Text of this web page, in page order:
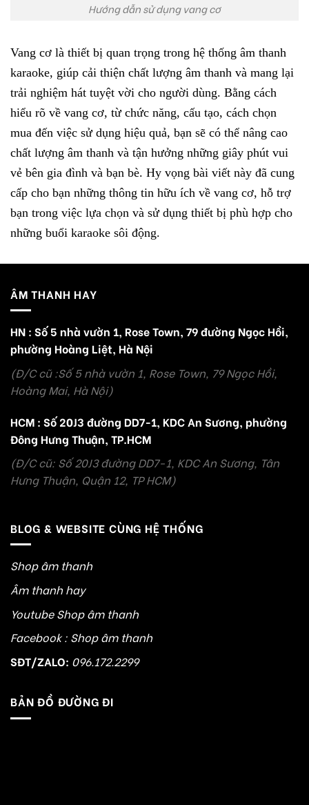
Hướng dẫn sử dụng vang cơ
Vang cơ là thiết bị quan trọng trong hệ thống âm thanh
karaoke, giúp cải thiện chất lượng âm thanh và mang lại
trải nghiệm hát tuyệt vời cho người dùng. Bằng cách
hiểu rõ về vang cơ, từ chức năng, cấu tạo, cách chọn
mua đến việc sử dụng hiệu quả, bạn sẽ có thể nâng cao
chất lượng âm thanh và tận hưởng những giây phút vui
vẻ bên gia đình và bạn bè. Hy vọng bài viết này đã cung
cấp cho bạn những thông tin hữu ích về vang cơ, hỗ trợ
bạn trong việc lựa chọn và sử dụng thiết bị phù hợp cho
những buổi karaoke sôi động.
ÂM THANH HAY
HN : Số 5 nhà vườn 1, Rose Town, 79 đường Ngọc Hồi,
phường Hoàng Liệt, Hà Nội
(Đ/C cũ :Số 5 nhà vườn 1, Rose Town, 79 Ngọc Hồi,
Hoàng Mai, Hà Nội)
HCM : Số 20J3 đường DD7-1, KDC An Sương, phường
Đông Hưng Thuận, TP.HCM
(Đ/C cũ: Số 20J3 đường DD7-1, KDC An Sương, Tân
Hưng Thuận, Quận 12, TP HCM)
BLOG & WEBSITE CÙNG HỆ THỐNG
Shop âm thanh
Âm thanh hay
Youtube Shop âm thanh
Facebook : Shop âm thanh
SĐT/ZALO: 096.172.2299
BẢN ĐỒ ĐƯỜNG ĐI